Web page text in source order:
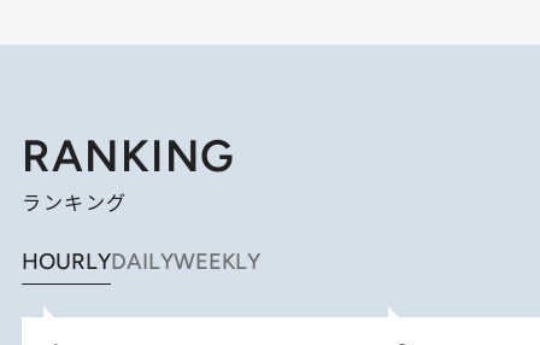
RANKING
ランキング
HOURLYDAILYWEEKLY